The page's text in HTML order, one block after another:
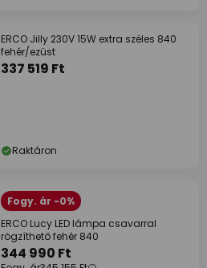
ERCO Jilly 230V 15W extra széles 840
fehér/ezüst
337 519 Ft
Raktáron
Fogy. ár -0%
ERCO Lucy LED lámpa csavarral
rögzíthető fehér 840
344 990 Ft